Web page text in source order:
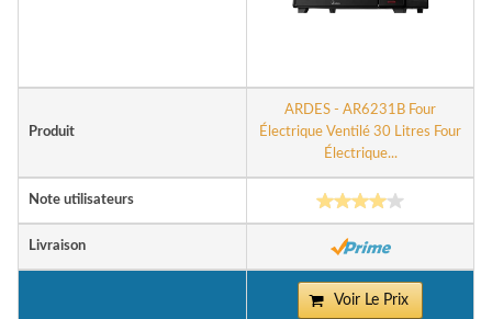
Produit
ARDES - AR6231B Four
Électrique Ventilé 30 Litres Four
Électrique...
Note utilisateurs
Livraison
Voir Le Prix